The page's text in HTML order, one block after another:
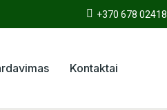
+370 678 02418
Kontaktai